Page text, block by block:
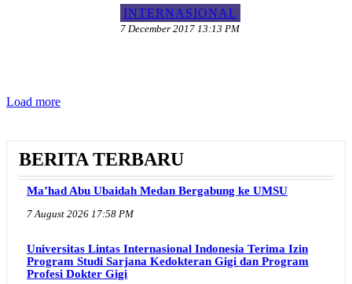
INTERNASIONAL
7 December 2017 13:13 PM
Load more
BERITA TERBARU
Ma’had Abu Ubaidah Medan Bergabung ke UMSU
7 August 2026 17:58 PM
Universitas Lintas Internasional Indonesia Terima Izin
Program Studi Sarjana Kedokteran Gigi dan Program
Profesi Dokter Gigi